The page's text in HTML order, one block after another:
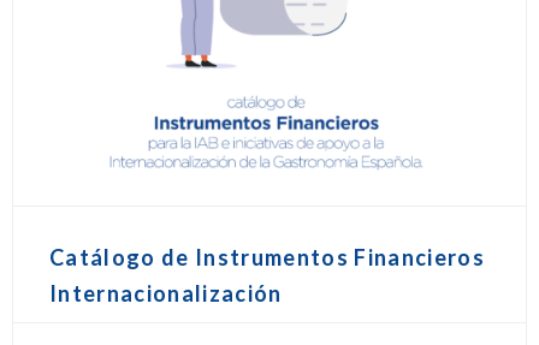
Catálogo de Instrumentos Financieros
Internacionalización